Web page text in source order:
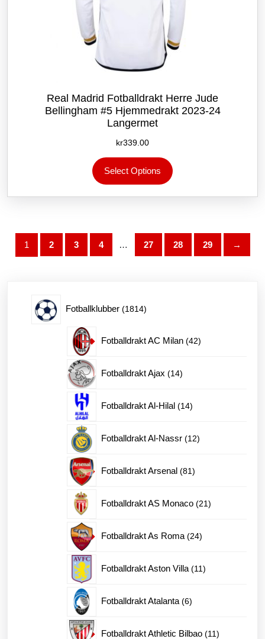
Real Madrid Fotballdrakt Herre Jude
Bellingham #5 Hjemmedrakt 2023-24
Langermet
kr339.00
Select Options
produktet
flere
velges
1 2 3 4 … 27 28 29 →
Fotballklubber 18141814
Fotballdrakt AC Milan 4242
Fotballdrakt Ajax 1414
Fotballdrakt Al-Hilal 1414
Fotballdrakt Al-Nassr 1212
Fotballdrakt Arsenal 8181
Fotballdrakt AS Monaco 2121
Fotballdrakt As Roma 2424
Fotballdrakt Aston Villa 1111
Fotballdrakt Atalanta 66
Fotballdrakt Athletic Bilbao 1111